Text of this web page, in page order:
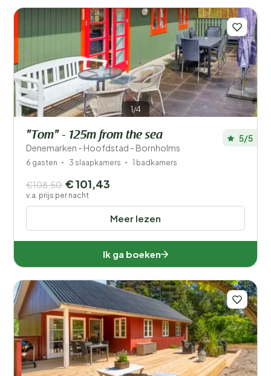
meest bijzondere vakantiebestemming.Meer lezen
Wanneer?
Aantal gasten?
Filters opslaan
1/4
"Tom" - 125m from the sea
Denemarken - Hoofdstad - Bornholms
5/5
6 gasten 3 slaapkamers 1 badkamers
Meer lezen
€108,50 € 101,43
v.a. prijs per nacht
Ik ga boeken